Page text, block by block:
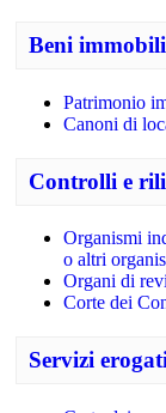
Beni
Patrimonio
Canoni di
Controlli e
Organismi
o altri
Organi di
Corte dei
Servizi erogati